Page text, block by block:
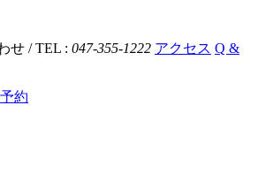
せ / TEL : 047-355-1222 アクセス Q &
約